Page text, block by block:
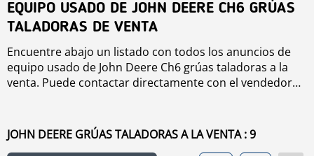
EQUIPO USADO DE JOHN DEERE CH6 GRÚAS
TALADORAS DE VENTA
Encuentre abajo un listado con todos los anuncios de
equipo usado de John Deere Ch6 grúas taladoras a la
venta. Puede contactar directamente con el vendedor
favor utilice la herramienta de navegación de la
izquierda.
JOHN DEERE GRÚAS TALADORAS A LA VENTA : 9